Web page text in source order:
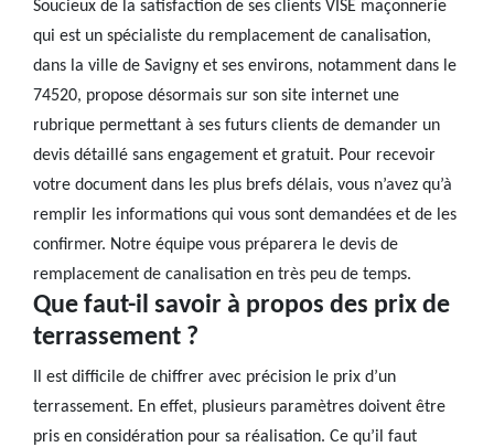
Soucieux de la satisfaction de ses clients VISE maçonnerie
qui est un spécialiste du remplacement de canalisation,
dans la ville de Savigny et ses environs, notamment dans le
74520, propose désormais sur son site internet une
rubrique permettant à ses futurs clients de demander un
devis détaillé sans engagement et gratuit. Pour recevoir
votre document dans les plus brefs délais, vous n’avez qu’à
remplir les informations qui vous sont demandées et de les
confirmer. Notre équipe vous préparera le devis de
remplacement de canalisation en très peu de temps.
Que faut-il savoir à propos des prix de
terrassement ?
Il est difficile de chiffrer avec précision le prix d’un
terrassement. En effet, plusieurs paramètres doivent être
pris en considération pour sa réalisation. Ce qu’il faut